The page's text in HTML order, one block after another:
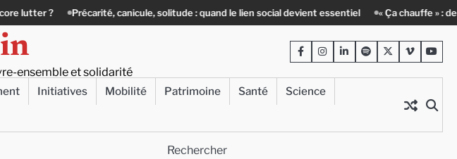
canicule, solitude : quand le lien social devient essentiel « Ça chauffe » : des acteurs du
ensemble et solidarité
Facebook
Instagram
LinkedInSpotifyTwitterViméo
Initiatives Mobilité Patrimoine Santé
Science
Rechercher